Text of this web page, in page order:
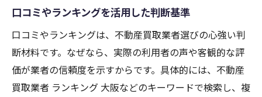
口コミやランキングを活用した判断基準
口コミやランキングは、不動産買取業者選びの心強い判
断材料です。なぜなら、実際の利用者の声や客観的な評
価が業者の信頼度を示すからです。具体的には、不動産
買取業者 ランキング 大阪などのキーワードで検索し、複